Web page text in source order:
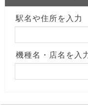
駅名や住所を入力
機種名・店名を入